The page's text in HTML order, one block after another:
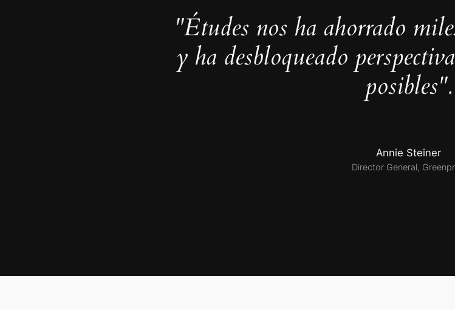
"Études nos ha ahorrado
y ha desbloqueado
posibles".
Annie Steiner
Director General,